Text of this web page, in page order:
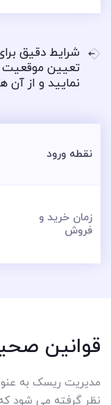
شرایط دقیق
تعیین موقعیت
نمایید و از آن
نقطه ورود
زمان خرید و
فروش
قوانین
مدیریت ریسک به
نظر گرفته می شود